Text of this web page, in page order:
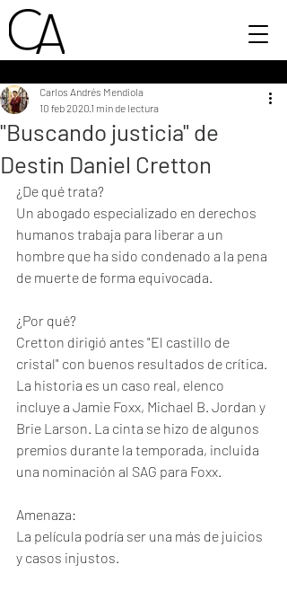
"Buscando justicia" de
Destin Daniel Cretton
Carlos Andrés Mendiola
10 feb 2020 1 min de lectura
¿De qué trata?
Un abogado especializado en derechos
humanos trabaja para liberar a un
hombre que ha sido condenado a la pena
de muerte de forma equivocada.
¿Por qué?
Cretton dirigió antes "El castillo de
cristal" con buenos resultados de crítica.
La historia es un caso real, elenco
incluye a Jamie Foxx, Michael B. Jordan y
Brie Larson. La cinta se hizo de algunos
premios durante la temporada, incluida
una nominación al SAG para Foxx.
Amenaza:
La película podría ser una más de juicios
y casos injustos.